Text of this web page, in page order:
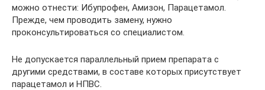
можно отнести: Ибупрофен, Амизон, Парацетамол.
Прежде, чем проводить замену, нужно
проконсультироваться со специалистом.
Не допускается параллельный прием препарата с
другими средствами, в составе которых присутствует
парацетамол и НПВС.